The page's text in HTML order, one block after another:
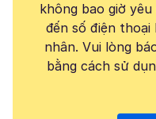
không bao giờ
đến số điện
nhân. Vui lòng
bằng cách sử